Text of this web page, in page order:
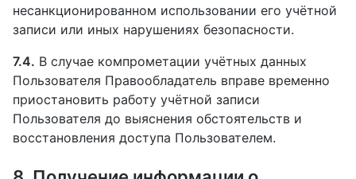
несанкционированном использовании его учётной
записи или иных нарушениях безопасности.
7.4. В случае компрометации учётных данных
Пользователя Правообладатель вправе временно
приостановить работу учётной записи
Пользователя до выяснения обстоятельств и
восстановления доступа Пользователем.